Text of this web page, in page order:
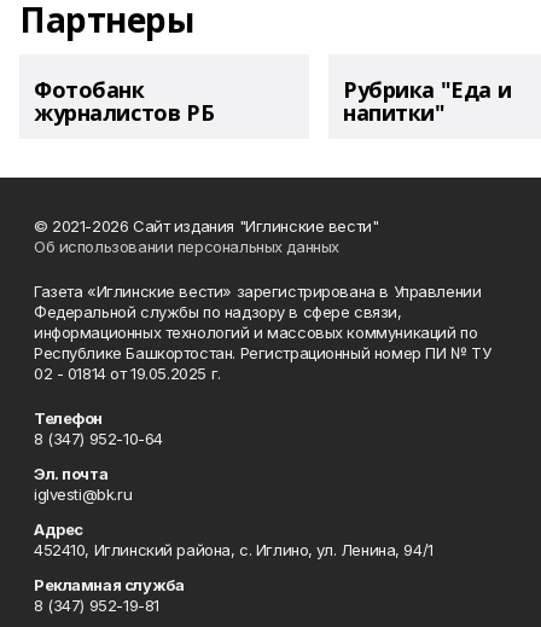
Партнеры
Фотобанк
журналистов РБ
Рубрика "Еда и
напитки"
© 2021-2026 Сайт издания "Иглинские вести"
Об использовании персональных данных
Газета «Иглинские вести» зарегистрирована в Управлении
Федеральной службы по надзору в сфере связи,
информационных технологий и массовых коммуникаций по
Республике Башкортостан. Регистрационный номер ПИ № ТУ
02 - 01814 от 19.05.2025 г.
Телефон
8 (347) 952-10-64
Эл. почта
iglvesti@bk.ru
Адрес
452410, Иглинский района, с. Иглино, ул. Ленина, 94/1
Рекламная служба
8 (347) 952-19-81